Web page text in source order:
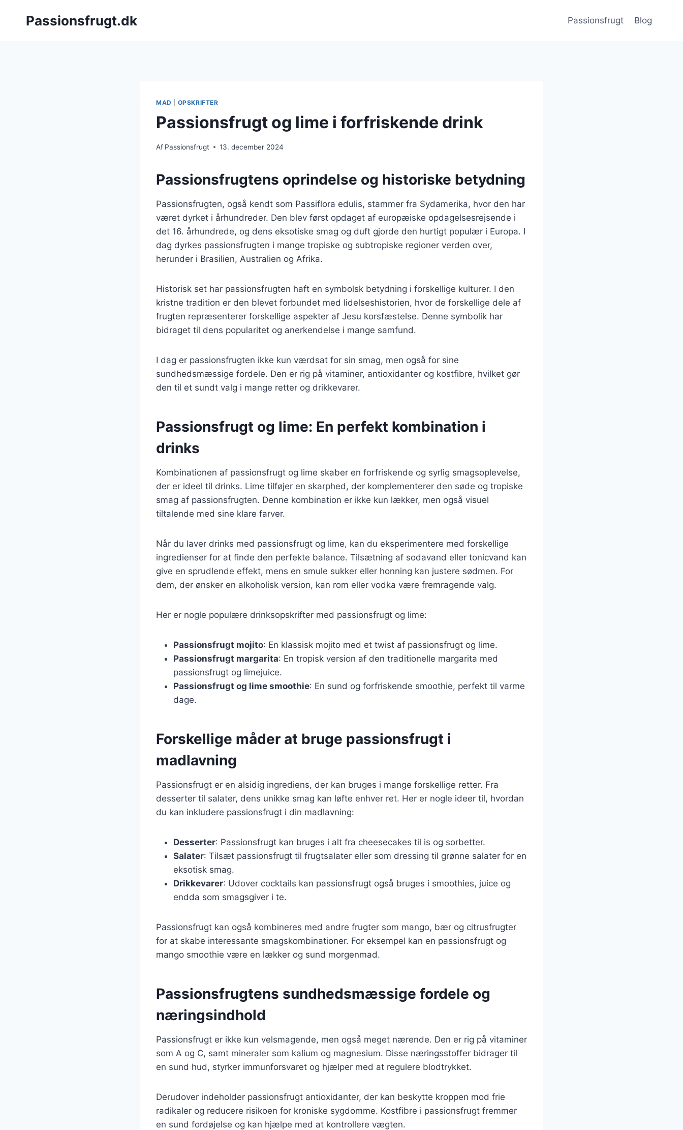
Passionsfrugt.dk Passionsfrugt Blog
MAD OPSKRIFTER
Passionsfrugt og lime i forfriskende drink
Af Passionsfrugt 13. december 2024
Passionsfrugtens oprindelse og historiske betydning
Passionsfrugten, også kendt som Passiflora edulis, stammer fra Sydamerika, hvor den har
været dyrket i århundreder. Den blev først opdaget af europæiske opdagelsesrejsende i
det 16. århundrede, og dens eksotiske smag og duft gjorde den hurtigt populær i Europa. I
dag dyrkes passionsfrugten i mange tropiske og subtropiske regioner verden over,
herunder i Brasilien, Australien og Afrika.
Historisk set har passionsfrugten haft en symbolsk betydning i forskellige kulturer. I den
kristne tradition er den blevet forbundet med lidelseshistorien, hvor de forskellige dele af
frugten repræsenterer forskellige aspekter af Jesu korsfæstelse. Denne symbolik har
bidraget til dens popularitet og anerkendelse i mange samfund.
I dag er passionsfrugten ikke kun værdsat for sin smag, men også for sine
sundhedsmæssige fordele. Den er rig på vitaminer, antioxidanter og kostfibre, hvilket gør
den til et sundt valg i mange retter og drikkevarer.
Passionsfrugt og lime: En perfekt kombination i
drinks
Kombinationen af passionsfrugt og lime skaber en forfriskende og syrlig smagsoplevelse,
der er ideel til drinks. Lime tilføjer en skarphed, der komplementerer den søde og tropiske
smag af passionsfrugten. Denne kombination er ikke kun lækker, men også visuel
tiltalende med sine klare farver.
Når du laver drinks med passionsfrugt og lime, kan du eksperimentere med forskellige
ingredienser for at finde den perfekte balance. Tilsætning af sodavand eller tonicvand kan
give en sprudlende effekt, mens en smule sukker eller honning kan justere sødmen. For
dem, der ønsker en alkoholisk version, kan rom eller vodka være fremragende valg.
Her er nogle populære drinksopskrifter med passionsfrugt og lime:
Passionsfrugt mojito: En klassisk mojito med et twist af passionsfrugt og lime.
Passionsfrugt margarita: En tropisk version af den traditionelle margarita med
passionsfrugt og limejuice.
Passionsfrugt og lime smoothie: En sund og forfriskende smoothie, perfekt til varme
dage.
Forskellige måder at bruge passionsfrugt i
madlavning
Passionsfrugt er en alsidig ingrediens, der kan bruges i mange forskellige retter. Fra
desserter til salater, dens unikke smag kan løfte enhver ret. Her er nogle ideer til, hvordan
du kan inkludere passionsfrugt i din madlavning:
Desserter: Passionsfrugt kan bruges i alt fra cheesecakes til is og sorbetter.
Salater: Tilsæt passionsfrugt til frugtsalater eller som dressing til grønne salater for en
eksotisk smag.
Drikkevarer: Udover cocktails kan passionsfrugt også bruges i smoothies, juice og
endda som smagsgiver i te.
Passionsfrugt kan også kombineres med andre frugter som mango, bær og citrusfrugter
for at skabe interessante smagskombinationer. For eksempel kan en passionsfrugt og
mango smoothie være en lækker og sund morgenmad.
Passionsfrugtens sundhedsmæssige fordele og
næringsindhold
Passionsfrugt er ikke kun velsmagende, men også meget nærende. Den er rig på vitaminer
som A og C, samt mineraler som kalium og magnesium. Disse næringsstoffer bidrager til
en sund hud, styrker immunforsvaret og hjælper med at regulere blodtrykket.
Derudover indeholder passionsfrugt antioxidanter, der kan beskytte kroppen mod frie
radikaler og reducere risikoen for kroniske sygdomme. Kostfibre i passionsfrugt fremmer
en sund fordøjelse og kan hjælpe med at kontrollere vægten.